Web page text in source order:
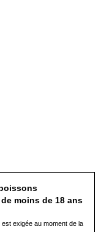
moins de 18 ans
exigée au moment de la